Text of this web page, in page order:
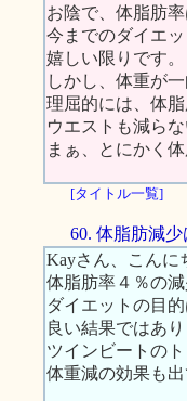
お陰で、体脂肪
今までのダイエ
嬉しい限りです。
しかし、体重が
理屈的には、体
ウエストも減ら
まぁ、とにかく
[タイトル一覧]
60. 体脂肪減
Kayさん、こんに
体脂肪率４％の
ダイエットの目
良い結果ではあ
ツインビートの
体重減の効果も出